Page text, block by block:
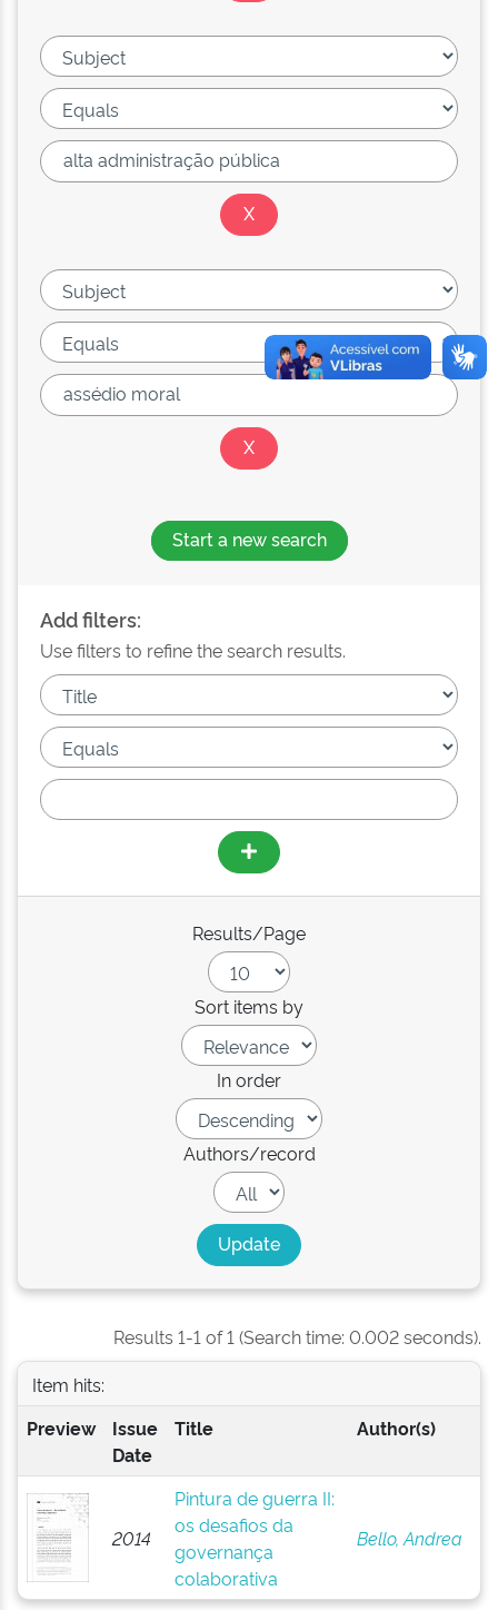
Start a new search
Add filters:
Use filters to refine the search results.
Results/Page
Sort items by
In order
Authors/record
Results 1-1 of 1 (Search time: 0.002 seconds).
Item hits:
Preview
Issue
Date
Title Author(s)
2014
Pintura de guerra II:
os desafios da
governança
colaborativa
Bello, Andrea